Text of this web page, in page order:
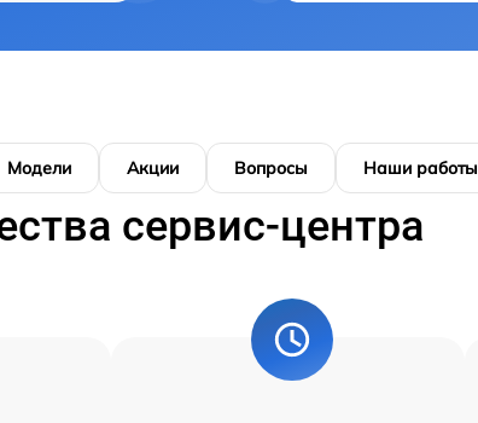
Модели Акции Вопросы Наши работы
сервис-центра